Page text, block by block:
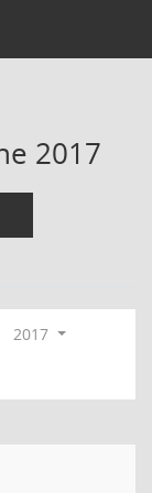
2017
2017